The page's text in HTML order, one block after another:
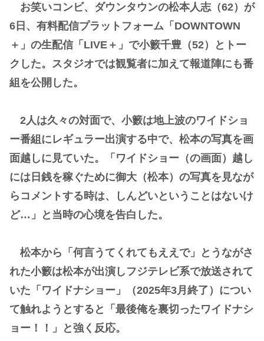
お笑いコンビ、ダウンタウンの松本人志（62）が
6日、有料配信プラットフォーム「DOWNTOWN
＋」の生配信「LIVE＋」で小籔千豊（52）とトー
クした。スタジオでは観覧者に加えて報道陣にも番
組を公開した。
2人は久々の対面で、小籔は地上波のワイドショ
ー番組にレギュラー出演する中で、松本の写真を画
面越しに見ていた。「ワイドショー（の画面）越し
には日銭を稼ぐために御大（松本）の写真を見なが
らコメントする時は、しんどいということはないけ
ど…」と当時の心境を告白した。
松本から「何言うてくれてもええで」とうながさ
れた小籔は松本が出演しフジテレビ系で放送されて
いた「ワイドナショー」（2025年3月終了）につい
て触れようとすると「最後俺を裏切ったワイドナシ
ョー！！」と強く反応。